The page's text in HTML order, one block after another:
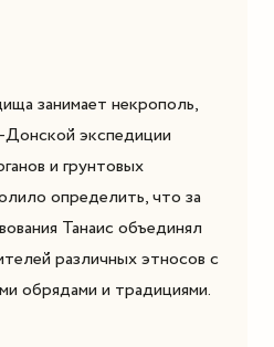
занимает некрополь,
экспедиции
и грунтовых
определить, что за
Танаис объединял
различных этносов с
обрядами и традициями.